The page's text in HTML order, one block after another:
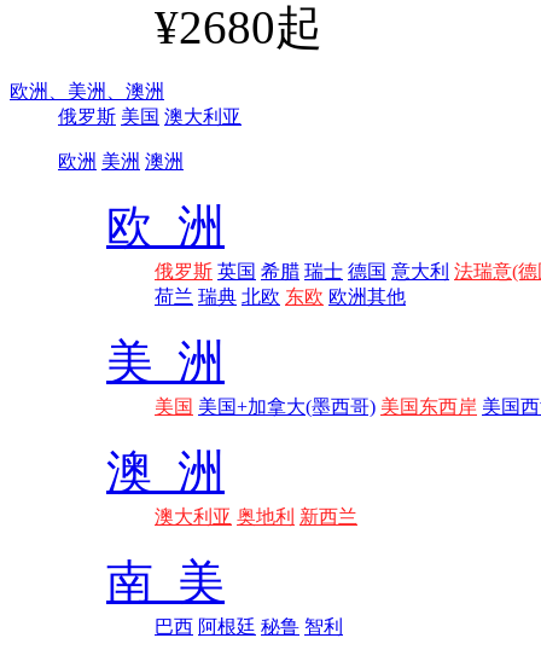
¥2680起
欧洲、 美洲、 澳洲
俄罗斯 美国 澳大利亚
欧洲 美洲 澳洲
欧 洲
俄罗斯 英国 希腊 瑞士 德国 意大利 法瑞意(德
荷兰 瑞典 北欧 东欧 欧洲其他
美 洲
美国 美国+加拿大(墨西哥) 美国东西岸 美国
澳 洲
澳大利亚 奥地利 新西兰
南 美
巴西 阿根廷 秘鲁 智利